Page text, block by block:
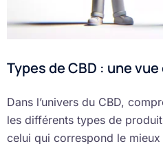
Types de CBD : une vue
Dans l’univers du CBD,
les différents types de
celui qui correspond le